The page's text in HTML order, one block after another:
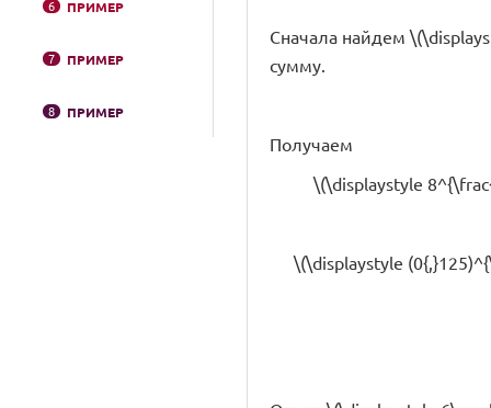
6 ПРИМЕР
7 ПРИМЕР
8 ПРИМЕР
Сначала найдем
сумму.
Получаем
\(\displaystyle
\(\displaystyle